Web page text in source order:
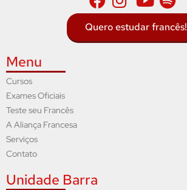
Quero estudar francês!
Menu
Cursos
Exames Oficiais
Teste seu Francês
A Aliança Francesa
Serviços
Contato
Unidade Barra